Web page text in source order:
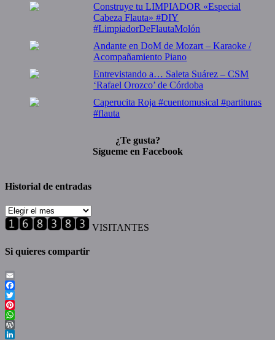
Construye tu LIMPIADOR «Especial
Cabeza Flauta» #DIY
#LimpiadorDeFlautaMolón
Andante en DoM de Mozart – Karaoke /
Acompañamiento Piano
Entrevistando a… Saleta Suárez – CSM
‘Rafael Orozco’ de Córdoba
Caperucita Roja #cuentomusical #partituras
#flauta
¿Te gusta?
Sígueme en Facebook
Historial de entradas
Historial
de
entradas
VISITANTES
Si quieres compartir
Email
Facebook
Twitter
Pinterest
WhatsApp
WordPress